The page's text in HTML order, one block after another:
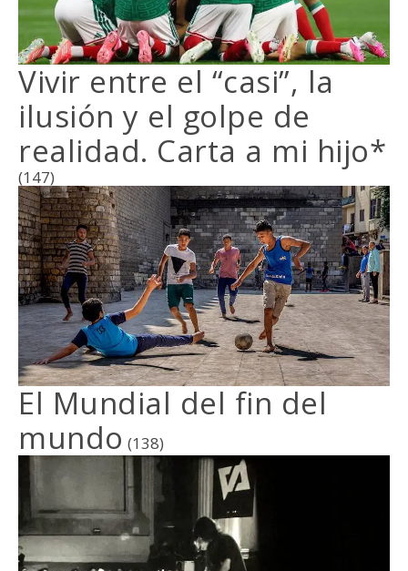
Vivir entre el “casi”, la
ilusión y el golpe de
realidad. Carta a mi hijo*
(147)
El Mundial del fin del
mundo (138)